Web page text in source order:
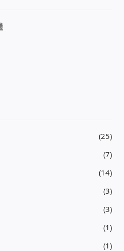
(25)
(7)
(14)
(3)
(3)
(1)
(1)